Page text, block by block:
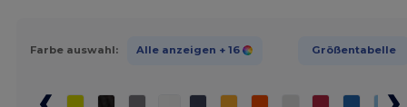
Farbe auswahl: Alle anzeigen + 16 Größentabelle